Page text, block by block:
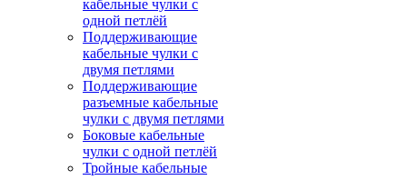
кабельные чулки с
одной петлёй
Поддерживающие
кабельные чулки с
двумя петлями
Поддерживающие
разъемные кабельные
чулки с двумя петлями
Боковые кабельные
чулки с одной петлёй
Тройные кабельные